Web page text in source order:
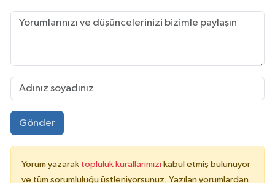
Gönder
Yorum yazarak topluluk kurallarımızı kabul etmiş bulunuyor
ve tüm sorumluluğu üstleniyorsunuz. Yazılan yorumlardan